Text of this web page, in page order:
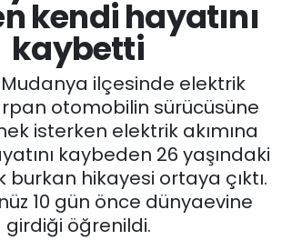
kendi hayatını
kaybetti
Mudanya ilçesinde elektrik
otomobilin sürücüsüne
isterken elektrik akımına
kaybeden 26 yaşındaki
burkan hikayesi ortaya çıktı.
10 gün önce dünyaevine
girdiği öğrenildi.
Puan Durumu ve Fikstür
Haberleri